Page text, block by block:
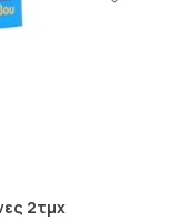
2τμχ